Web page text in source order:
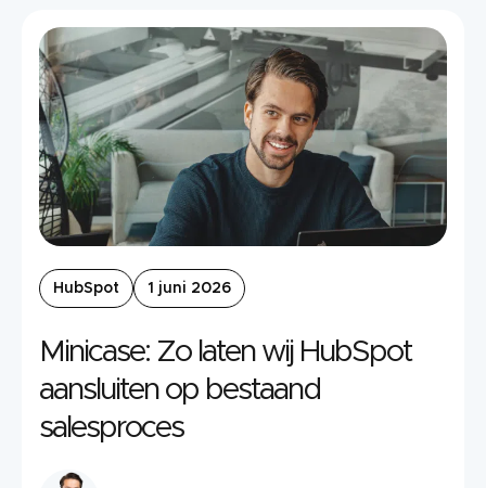
HubSpot 1 juni 2026
Minicase: Zo laten wij HubSpot
aansluiten op bestaand
salesproces